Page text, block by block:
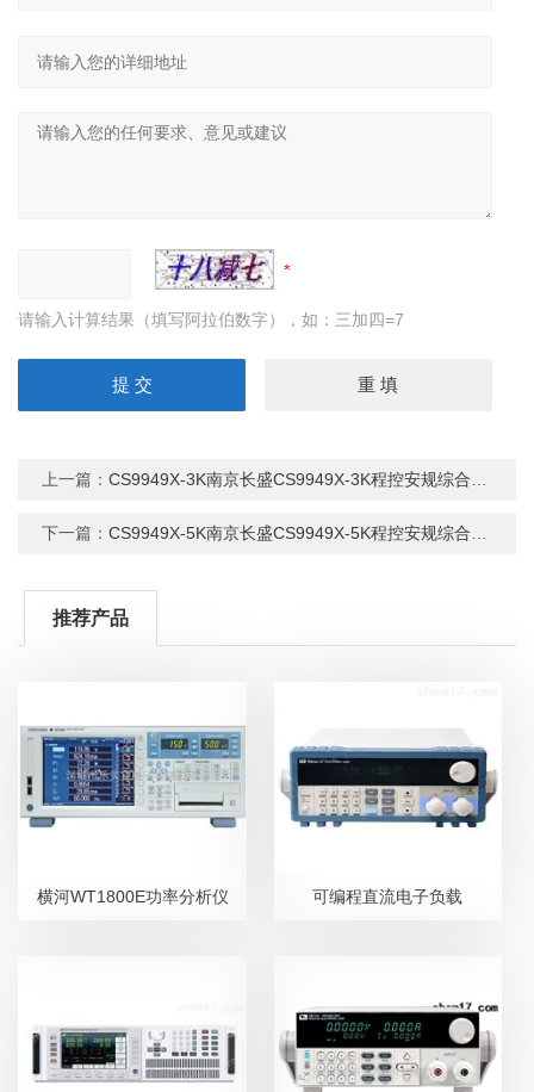
请输入计算结果（填写阿拉伯数字），如：三加四=7
上一篇：CS9949X-3K南京长盛CS9949X-3K程控安规综合测试仪
下一篇：CS9949X-5K南京长盛CS9949X-5K程控安规综合测试仪
推荐产品
横河WT1800E功率分析仪 可编程直流电子负载